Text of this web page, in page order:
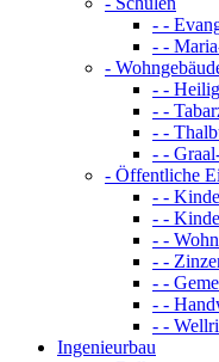
- -
- -
-
- -
- -
- -
- -
- Öffentliche
- -
- -
- -
- -
- -
- -
- -
Ingenieurbau